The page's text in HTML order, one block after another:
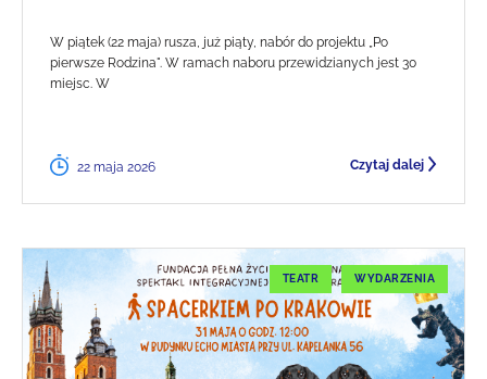
W piątek (22 maja) rusza, już piąty, nabór do projektu „Po
pierwsze Rodzina". W ramach naboru przewidzianych jest 30
miejsc. W
22 maja 2026 Czytaj dalej
TEATR WYDARZENIA